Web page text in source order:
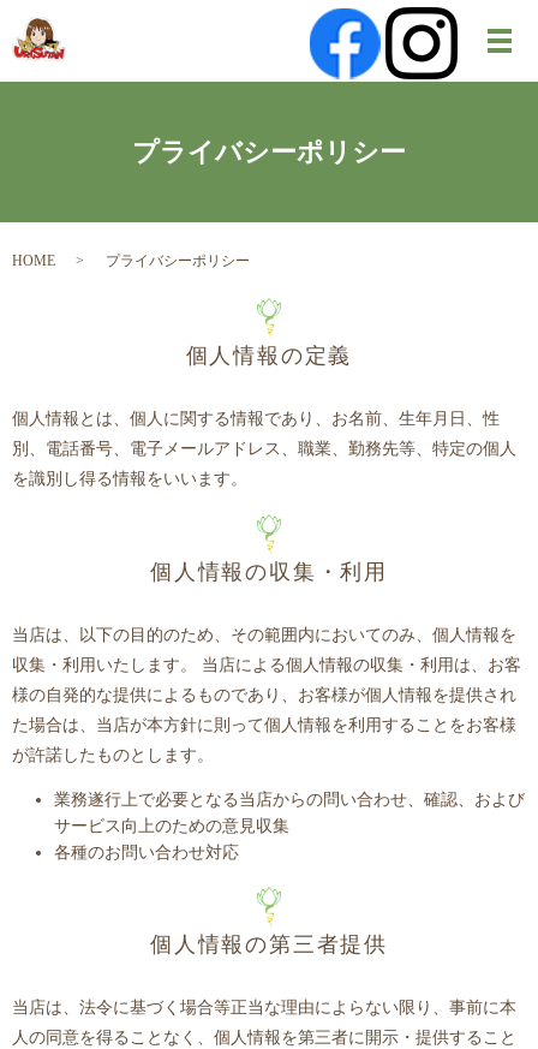
メ
プライバシーポリシー
HOME プライバシーポリシー
個人情報の定義
個人情報とは、個人に関する情報であり、お名前、生年月日、性
別、電話番号、電子メールアドレス、職業、勤務先等、特定の個人
を識別し得る情報をいいます。
個人情報の収集・利用
当店は、以下の目的のため、その範囲内においてのみ、個人情報を
収集・利用いたします。 当店による個人情報の収集・利用は、お客
様の自発的な提供によるものであり、お客様が個人情報を提供され
た場合は、当店が本方針に則って個人情報を利用することをお客様
が許諾したものとします。
業務遂行上で必要となる当店からの問い合わせ、確認、および
サービス向上のための意見収集
各種のお問い合わせ対応
個人情報の第三者提供
当店は、法令に基づく場合等正当な理由によらない限り、事前に本
人の同意を得ることなく、個人情報を第三者に開示・提供すること